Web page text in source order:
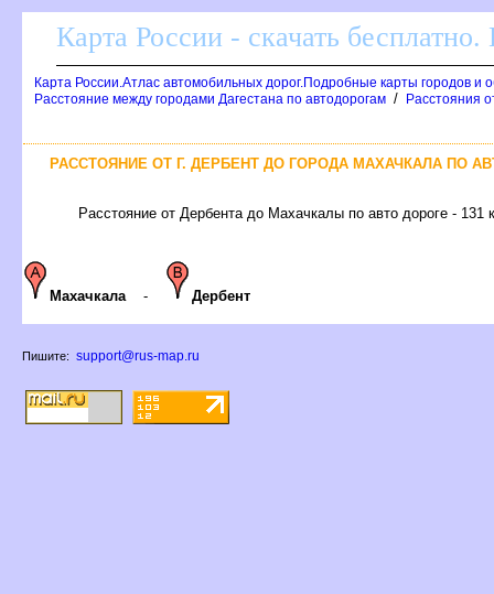
Карта России - скачать
Карта России.Атлас автомобильных дорог.Подробные карты городов и
Расстояние между городами Дагестана по автодорогам / Расстояния
РАССТОЯНИЕ ОТ Г. ДЕРБЕНТ ДО ГОРОДА МАХАЧКАЛА ПО
Расстояние от Дербента до Махачкалы по авто дороге - 131
Махачкала - Дербент
Пишите: support@rus-map.ru